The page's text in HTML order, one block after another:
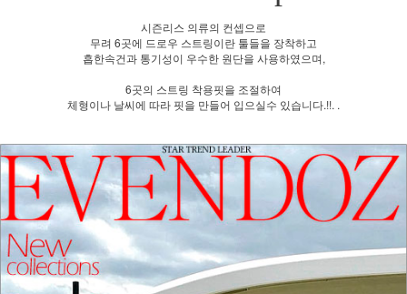
-Purchase Tip-
시즌리스 의류의 컨셉으로
흡한속건과 통기성이 우수한 원단을 사용하였으며,